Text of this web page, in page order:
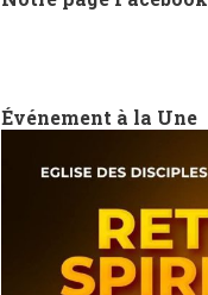
Événement à la Une